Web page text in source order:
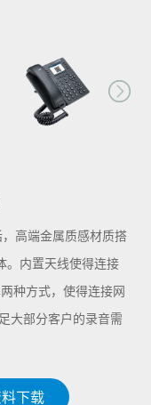
高端金属质感材质搭
。内置天线使得连接
种方式，使得连接网
大部分客户的录音需
料下载